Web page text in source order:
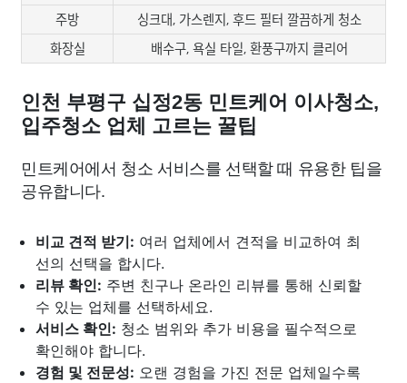
주방
싱크대, 가스렌지, 후드 필터 깔끔하게 청소
화장실
배수구, 욕실 타일, 환풍구까지 클리어
인천 부평구 십정2동 민트케어 이사청소,
입주청소 업체 고르는 꿀팁
민트케어에서 청소 서비스를 선택할 때 유용한 팁을
공유합니다.
비교 견적 받기: 여러 업체에서 견적을 비교하여 최
선의 선택을 합시다.
리뷰 확인: 주변 친구나 온라인 리뷰를 통해 신뢰할
수 있는 업체를 선택하세요.
서비스 확인: 청소 범위와 추가 비용을 필수적으로
확인해야 합니다.
경험 및 전문성: 오랜 경험을 가진 전문 업체일수록